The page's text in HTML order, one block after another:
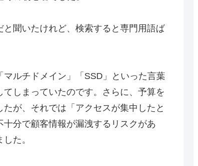
と聞いたけれど、検索すると専門用語ば
ルチドメイン」「SSD」といった言葉
しまっていたのです。さらに、予算を
が、それでは「アクセスが集中したと
分で顧客情報が漏洩するリスクがあ
た。